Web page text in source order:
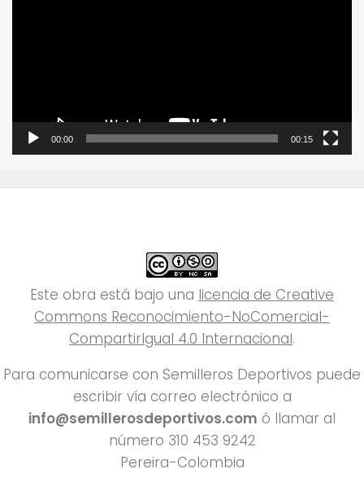
00:00 00:15
Este obra está bajo una licencia de Creative
Commons Reconocimiento-NoComercial-
CompartirIgual 4.0 Internacional.
Para comunicarse con Semilleros Deportivos puede
escribir vía correo electrónico a
info@semillerosdeportivos.com ó llamar al
número 310 453 9242
Pereira-Colombia